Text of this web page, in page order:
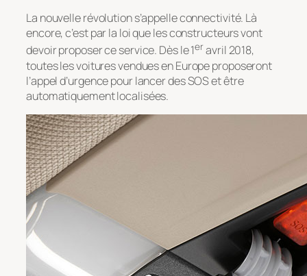
La nouvelle révolution s’appelle connectivité. Là
encore, c’est par la loi que les constructeurs vont
devoir proposer ce service. Dès le 1eravril 2018,
toutes les voitures vendues en Europe proposeront
l’appel d’urgence pour lancer des SOS et être
automatiquement localisées.